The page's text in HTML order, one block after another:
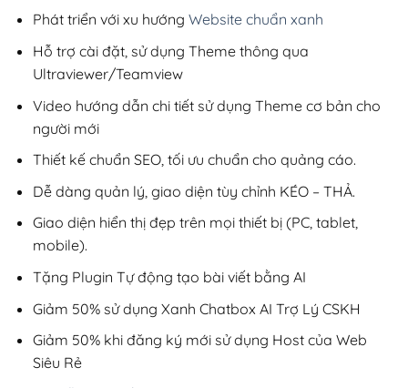
Phát triển với xu hướng Website chuẩn xanh
Hỗ trợ cài đặt, sử dụng Theme thông qua
Ultraviewer/Teamview
Video hướng dẫn chi tiết sử dụng Theme cơ bản cho
người mới
Thiết kế chuẩn SEO, tối ưu chuẩn cho quảng cáo.
Dễ dàng quản lý, giao diện tùy chỉnh KÉO – THẢ.
Giao diện hiển thị đẹp trên mọi thiết bị (PC, tablet,
mobile).
Tặng Plugin Tự động tạo bài viết bằng AI
Giảm 50% sử dụng Xanh Chatbox AI Trợ Lý CSKH
Giảm 50% khi đăng ký mới sử dụng Host của Web
Siêu Rẻ